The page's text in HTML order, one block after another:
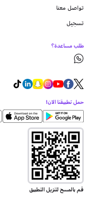
تواصل معنا
تسجيل
طلب مساعدة؟
حمل تطبيقنا الآن!
قم بالمسح لتنزيل التطبيق